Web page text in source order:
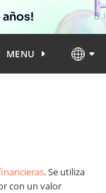
años!
MENU
. Se utiliza
con un valor